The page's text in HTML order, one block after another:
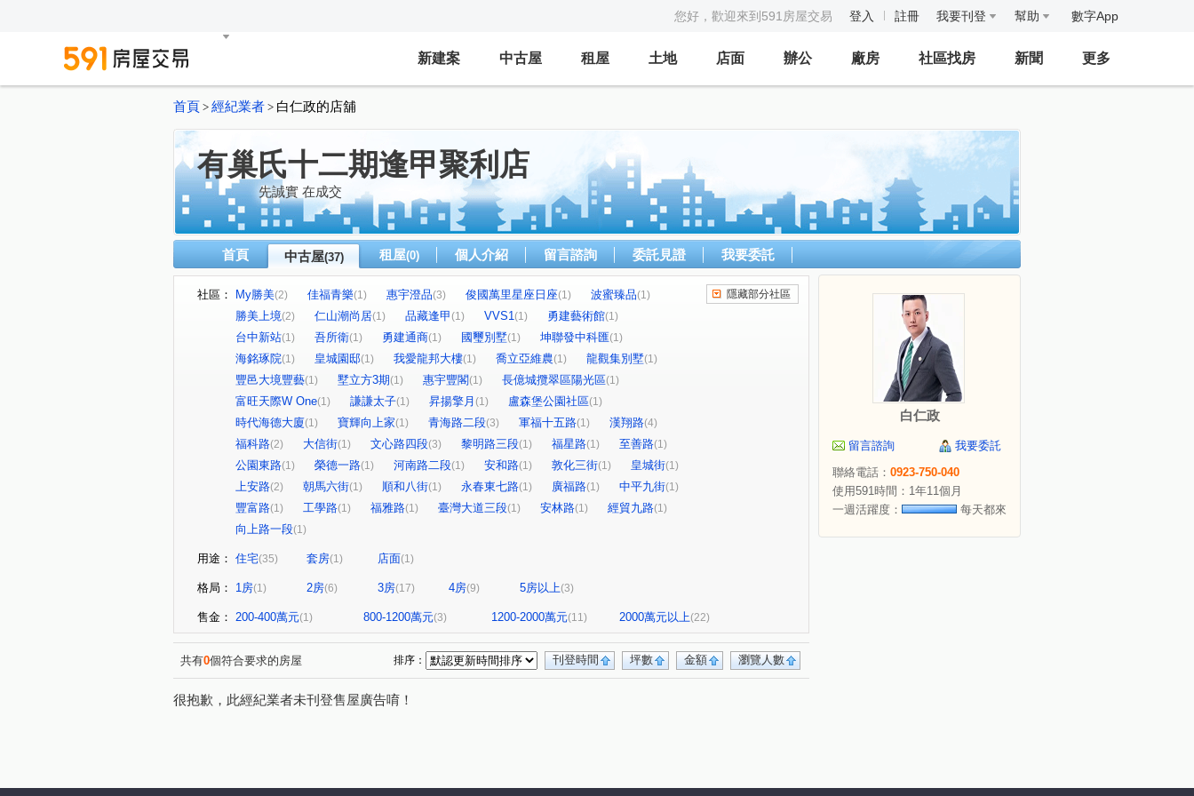
您好，歡迎來到591房屋交易 登入 註冊 我要刊登 幫助 數字App
新建案 中古屋 租屋 土地 店面 辦公 廠房 社區找房 新聞 更多
首頁 > 經紀業者 > 白仁政的店舖
有巢氏十二期逢甲聚利店
先誠實 在成交
首頁 中古屋(37) 租屋(0) 個人介紹 留言諮詢 委託見證 我要委託
社區： My勝美(2) 佳福青樂(1) 惠宇澄品(3) 俊國萬里星座日座(1) 波蜜臻品(1)
勝美上境(2) 仁山潮尚居(1) 品藏逢甲(1) VVS1(1) 勇建藝術館(1)
台中新站(1) 吾所衛(1) 勇建通商(1) 國璽別墅(1) 坤聯發中科匯(1)
海銘琢院(1) 皇城園邸(1) 我愛龍邦大樓(1) 喬立亞維農(1) 龍觀集別墅(1)
豐邑大境豐藝(1) 墅立方3期(1) 惠宇豐閣(1) 長億城攬翠區陽光區(1)
富旺天際W One(1) 謙謙太子(1) 昇揚擎月 (1) 盧森堡公園社區(1)
時代海德大廈(1) 寶輝向上家(1) 青海路二段(3) 軍福十五路(1) 漢翔路(4)
福科路(2) 大信街(1) 文心路四段(3) 黎明路三段(1) 福星路(1) 至善路(1)
公園東路(1) 榮德一路(1) 河南路二段(1) 安和路(1) 敦化三街(1) 皇城街(1)
上安路(2) 朝馬六街(1) 順和八街(1) 永春東七路(1) 廣福路(1) 中平九街(1)
豐富路(1) 工學路(1) 福雅路(1) 臺灣大道三段(1) 安林路(1) 經貿九路(1)
向上路一段(1)
隱藏部分社區
用途： 住宅(35) 套房(1) 店面(1)
格局： 1房(1) 2房(6) 3房(17) 4房(9) 5房以上(3)
售金： 200-400萬元(1) 800-1200萬元(3) 1200-2000萬元(11) 2000萬元以上(22)
共有0個符合要求的房屋 瀏覽人數
金額
坪數
刊登時間
排序：
很抱歉，此經紀業者未刊登售屋廣告唷！
白仁政
留言諮詢
我要委託
聯絡電話： 0923-750-040
使用591時間：1年11個月
一週活躍度：
每天都來